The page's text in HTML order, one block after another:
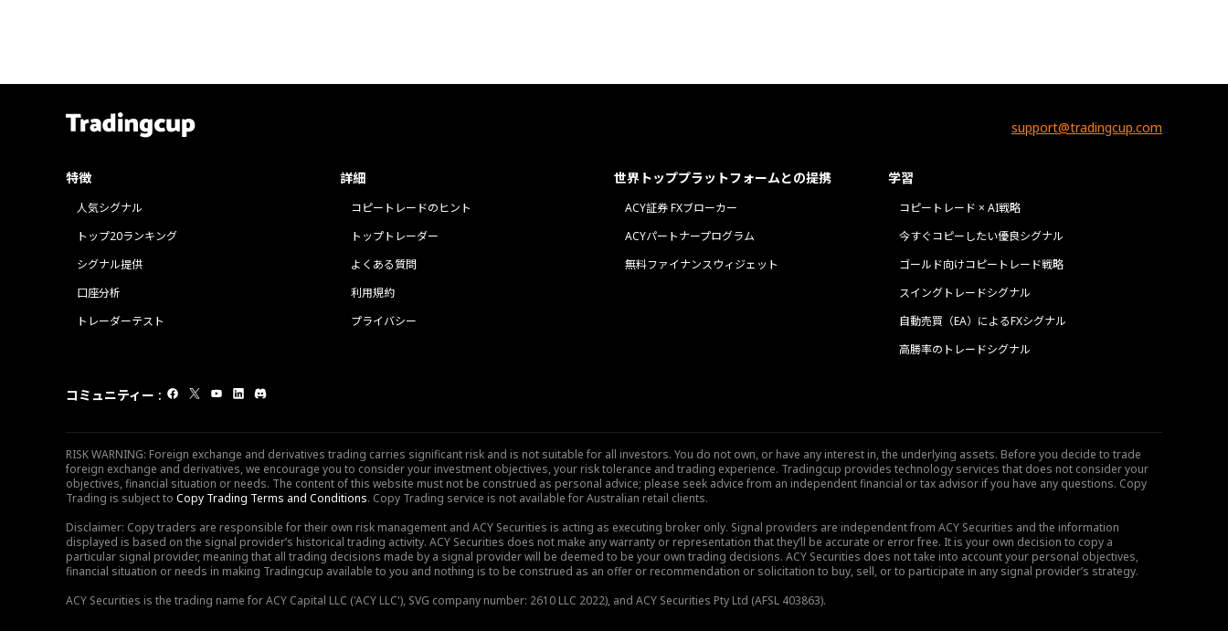
support@tradingcup.com
特徴
人気シグナル
トップ20ランキング
シグナル提供
口座分析
トレーダーテスト
詳細
コピートレードのヒント
トップトレーダー
よくある質問
利用規約
プライバシー
世界トッププラットフォームとの提携
ACY証券 FXブローカー
ACYパートナープログラム
無料ファイナンスウィジェット
学習
コピートレード × AI戦略
今すぐコピーしたい優良シグナル
ゴールド向けコピートレード戦略
スイングトレードシグナル
自動売買（EA）によるFXシグナル
高勝率のトレードシグナル
コミュニティー :
RISK WARNING: Foreign exchange and derivatives trading carries significant risk and is not suitable for all investors. You do not own, or have any interest in, the underlying assets. Before you decide to trade
foreign exchange and derivatives, we encourage you to consider your investment objectives, your risk tolerance and trading experience. Tradingcup provides technology services that does not consider your
objectives, financial situation or needs. The content of this website must not be construed as personal advice; please seek advice from an independent financial or tax advisor if you have any questions. Copy
Trading is subject to Copy Trading Terms and Conditions. Copy Trading service is not available for Australian retail clients.
Disclaimer: Copy traders are responsible for their own risk management and ACY Securities is acting as executing broker only. Signal providers are independent from ACY Securities and the information
displayed is based on the signal provider’s historical trading activity. ACY Securities does not make any warranty or representation that they’ll be accurate or error free. It is your own decision to copy a
particular signal provider, meaning that all trading decisions made by a signal provider will be deemed to be your own trading decisions. ACY Securities does not take into account your personal objectives,
financial situation or needs in making Tradingcup available to you and nothing is to be construed as an offer or recommendation or solicitation to buy, sell, or to participate in any signal provider’s strategy.
ACY Securities is the trading name for ACY Capital LLC ('ACY LLC'), SVG company number: 2610 LLC 2022), and ACY Securities Pty Ltd (AFSL 403863).